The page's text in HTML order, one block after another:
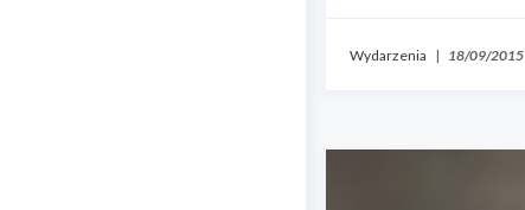
Wydarzenia | 18/09/2015